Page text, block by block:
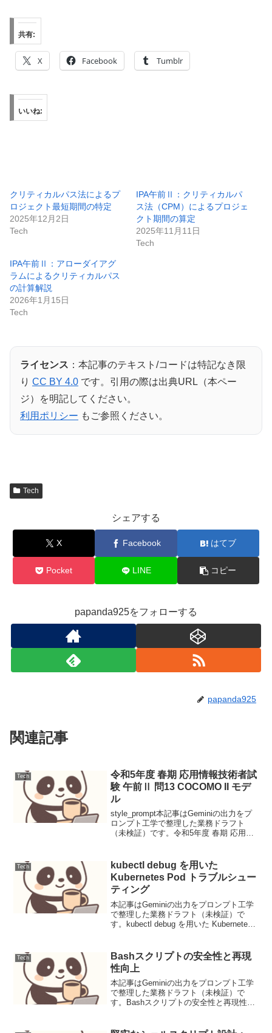
共有:
X Facebook Tumblr
いいね:
クリティカルパス法によるプ
ロジェクト最短期間の特定
2025年12月2日
Tech
IPA午前Ⅱ：クリティカルパ
ス法（CPM）によるプロジェ
クト期間の算定
2025年11月11日
Tech
IPA午前Ⅱ：アローダイアグ
ラムによるクリティカルパス
の計算解説
2026年1月15日
Tech
ライセンス ：本記事のテキスト/コードは特記なき限
り CC BY 4.0 です。引用の際は出典URL（本ペー
ジ）を明記してください。
利用ポリシー もご参照ください。
Tech
シェアする
X Facebook はてブ
Pocket LINE コピー
papanda925をフォローする
papanda925
関連記事
Tech
令和5年度 春期 応用情報技術者試
験 午前Ⅱ 問13 COCOMO II モデ
ル
style_prompt本記事はGeminiの出力をプ
ロンプト工学で整理した業務ドラフト
（未検証）です。令和5年度 春期 応用情
工数を見積もるため...
Tech
kubectl debug を用いた
Kubernetes Pod トラブルシュー
ティング
本記事はGeminiの出力をプロンプト工学
で整理した業務ドラフト（未検証）で
す。kubectl debug を用いた Kubernetes
ルシュー...
Tech
Bashスクリプトの安全性と再現
性向上
本記事はGeminiの出力をプロンプト工学
で整理した業務ドラフト（未検証）で
す。Bashスクリプトの安全性と再現性向